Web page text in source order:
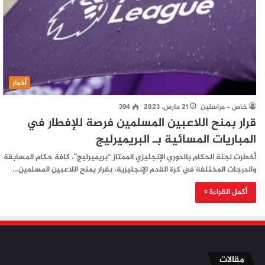
أخبار
خاص - مراسلين 21 مارس، 2023 394
قرار بمنح اللاعبين المسلمين فرصة للإفطار في
المباريات المسائية بـ البريميرليج
أخطرت لجنة الحكام بالدوري الإنجليزي الممتاز “بريميرليج”، كافة حكام المسابقة
والدرجات المختلفة في كرة القدم الإنجليزية، بقرار يمنح اللاعبين المسلمين…
أكمل القراءة »
مقالات